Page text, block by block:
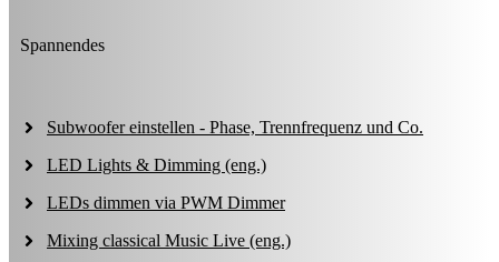
Spannendes
Subwoofer einstellen - Phase, Trennfrequenz und Co.
LED Lights & Dimming (eng.)
LEDs dimmen via PWM Dimmer
Mixing classical Music Live (eng.)